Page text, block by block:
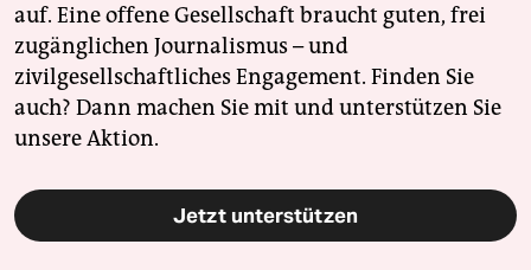
auf. Eine offene Gesellschaft braucht guten, frei
zugänglichen Journalismus – und
zivilgesellschaftliches Engagement. Finden Sie
auch? Dann machen Sie mit und unterstützen Sie
unsere Aktion.
Jetzt unterstützen